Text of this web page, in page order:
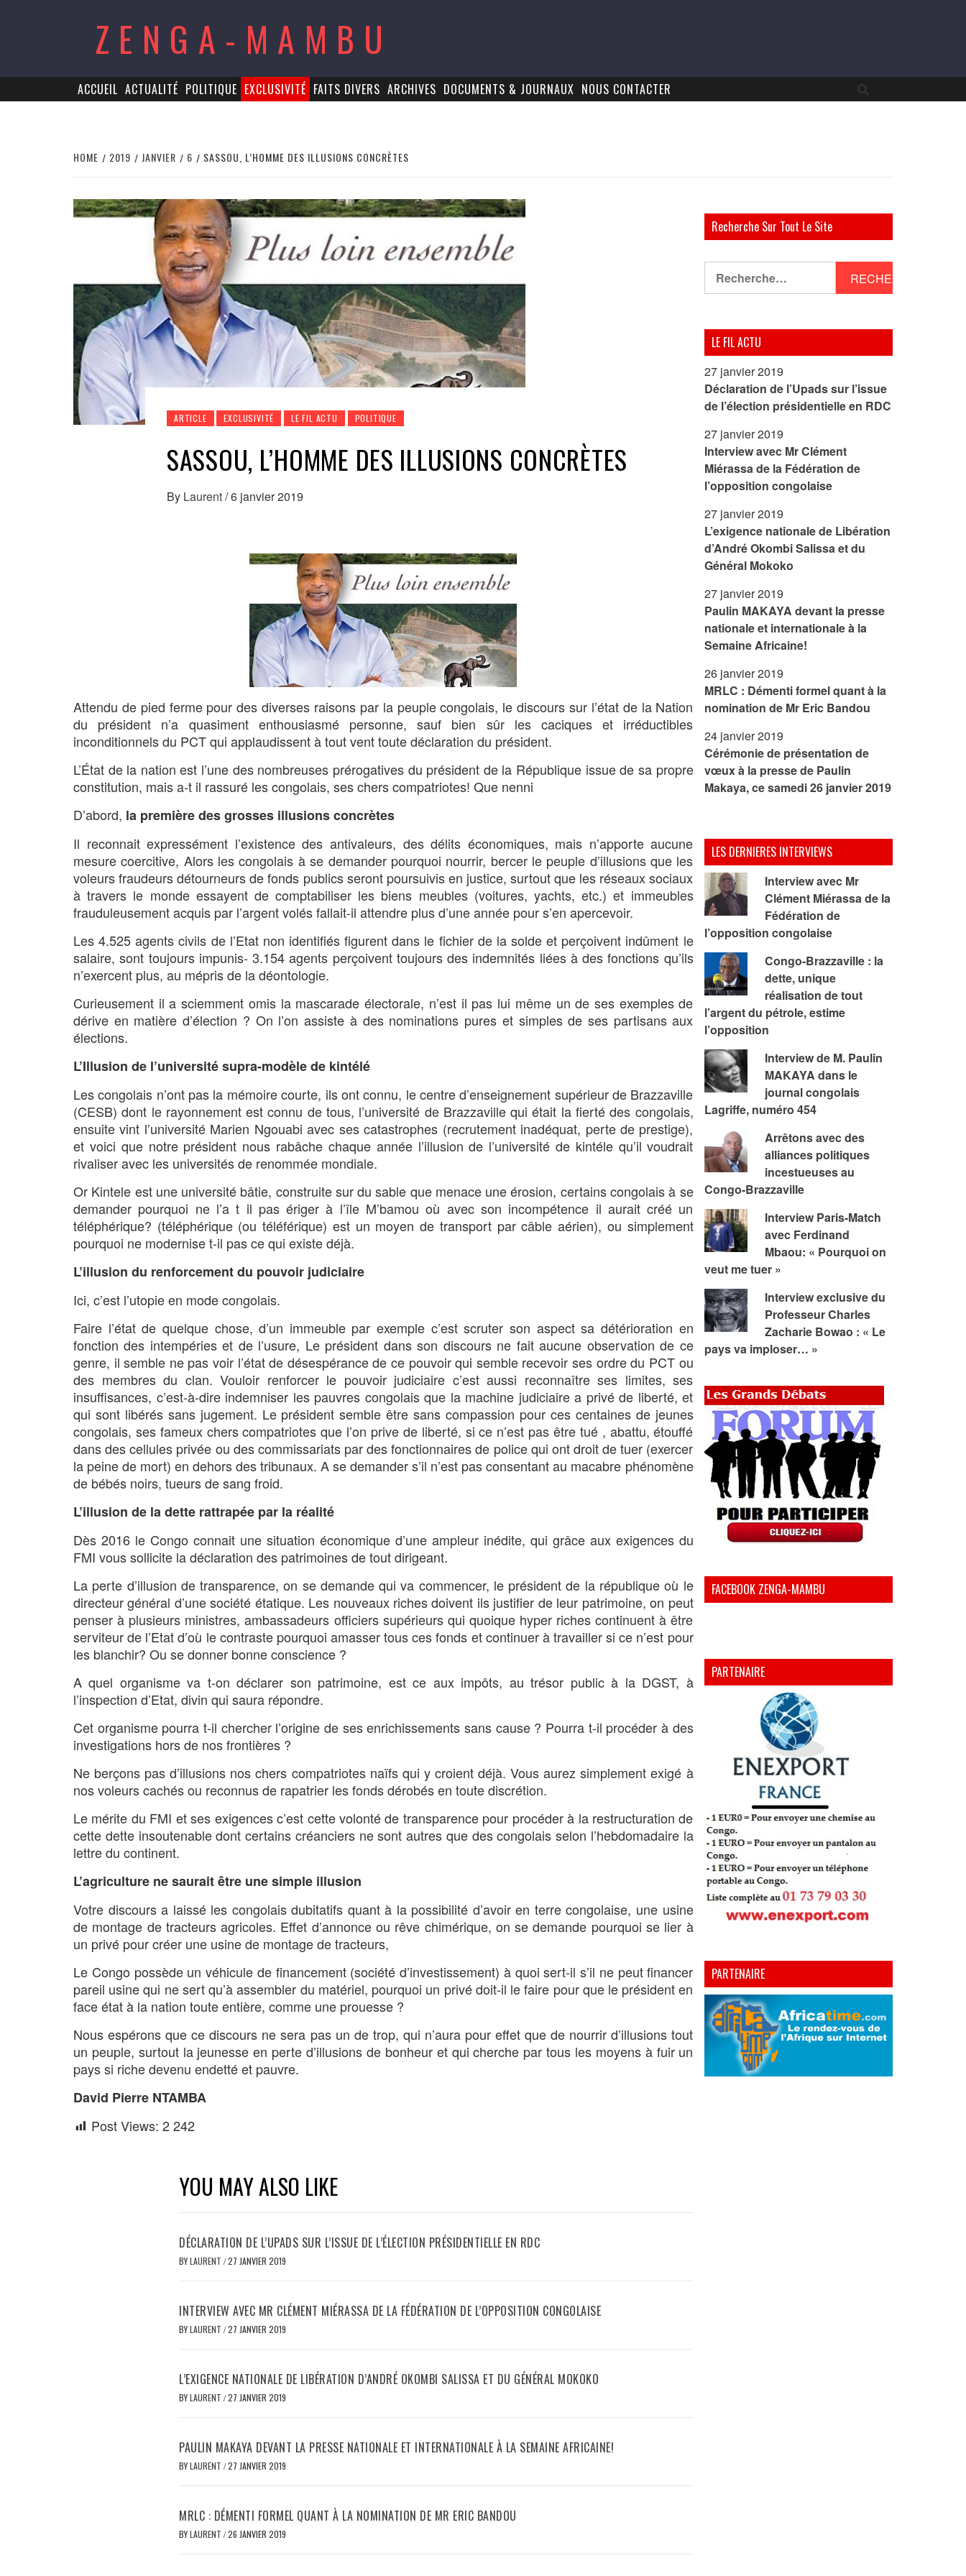
ZENGA-MAMBU
ACCUEIL ACTUALITÉ POLITIQUE EXCLUSIVITÉ FAITS DIVERS ARCHIVES DOCUMENTS & JOURNAUX NOUS CONTACTER
HOME 2019 JANVIER 6 SASSOU, L’HOMME DES ILLUSIONS CONCRÈTES
ARTICLE EXCLUSIVITÉ LE FIL ACTU POLITIQUE
SASSOU, L’HOMME DES ILLUSIONS CONCRÈTES
By Laurent/6 janvier 2019
Attendu de pied ferme pour des diverses raisons par la peuple congolais, le discours sur l’état de la Nation
du président n’a quasiment enthousiasmé personne, sauf bien sûr les caciques et irréductibles
inconditionnels du PCT qui applaudissent à tout vent toute déclaration du président.
L’État de la nation est l’une des nombreuses prérogatives du président de la République issue de sa propre
constitution, mais a-t il rassuré les congolais, ses chers compatriotes! Que nenni
D’abord, la première des grosses illusions concrètes
Il reconnait expressément l’existence des antivaleurs, des délits économiques, mais n’apporte aucune
mesure coercitive, Alors les congolais à se demander pourquoi nourrir, bercer le peuple d’illusions que les
voleurs fraudeurs détourneurs de fonds publics seront poursuivis en justice, surtout que les réseaux sociaux
à travers le monde essayent de comptabiliser les biens meubles (voitures, yachts, etc.) et immeubles
frauduleusement acquis par l’argent volés fallait-il attendre plus d’une année pour s’en apercevoir.
Les 4.525 agents civils de l’Etat non identifiés figurent dans le fichier de la solde et perçoivent indûment le
salaire, sont toujours impunis- 3.154 agents perçoivent toujours des indemnités liées à des fonctions qu’ils
n’exercent plus, au mépris de la déontologie.
Curieusement il a sciemment omis la mascarade électorale, n’est il pas lui même un de ses exemples de
dérive en matière d’élection ? On l’on assiste à des nominations pures et simples de ses partisans aux
élections.
L’Illusion de l’université supra-modèle de kintélé
Les congolais n’ont pas la mémoire courte, ils ont connu, le centre d’enseignement supérieur de Brazzaville
(CESB) dont le rayonnement est connu de tous, l’université de Brazzaville qui était la fierté des congolais,
ensuite vint l’université Marien Ngouabi avec ses catastrophes (recrutement inadéquat, perte de prestige),
et voici que notre président nous rabâche chaque année l’illusion de l’université de kintéle qu’il voudrait
rivaliser avec les universités de renommée mondiale.
Or Kintele est une université bâtie, construite sur du sable que menace une érosion, certains congolais à se
demander pourquoi ne l’a t il pas ériger à l’île M’bamou où avec son incompétence il aurait créé un
téléphérique? (téléphérique (ou téléférique) est un moyen de transport par câble aérien), ou simplement
pourquoi ne modernise t-il pas ce qui existe déjà.
L’illusion du renforcement du pouvoir judiciaire
Ici, c’est l’utopie en mode congolais.
Faire l’état de quelque chose, d’un immeuble par exemple c’est scruter son aspect sa détérioration en
fonction des intempéries et de l’usure, Le président dans son discours ne fait aucune observation de ce
genre, il semble ne pas voir l’état de désespérance de ce pouvoir qui semble recevoir ses ordre du PCT ou
des membres du clan. Vouloir renforcer le pouvoir judiciaire c’est aussi reconnaître ses limites, ses
insuffisances, c’est-à-dire indemniser les pauvres congolais que la machine judiciaire a privé de liberté, et
qui sont libérés sans jugement. Le président semble être sans compassion pour ces centaines de jeunes
congolais, ses fameux chers compatriotes que l’on prive de liberté, si ce n’est pas être tué , abattu, étouffé
dans des cellules privée ou des commissariats par des fonctionnaires de police qui ont droit de tuer (exercer
la peine de mort) en dehors des tribunaux. A se demander s’il n’est pas consentant au macabre phénomène
de bébés noirs, tueurs de sang froid.
L’illusion de la dette rattrapée par la réalité
Dès 2016 le Congo connait une situation économique d’une ampleur inédite, qui grâce aux exigences du
FMI vous sollicite la déclaration des patrimoines de tout dirigeant.
La perte d’illusion de transparence, on se demande qui va commencer, le président de la république où le
directeur général d’une société étatique. Les nouveaux riches doivent ils justifier de leur patrimoine, on peut
penser à plusieurs ministres, ambassadeurs officiers supérieurs qui quoique hyper riches continuent à être
serviteur de l’Etat d’où le contraste pourquoi amasser tous ces fonds et continuer à travailler si ce n’est pour
les blanchir? Ou se donner bonne conscience ?
A quel organisme va t-on déclarer son patrimoine, est ce aux impôts, au trésor public à la DGST, à
l’inspection d’Etat, divin qui saura répondre.
Cet organisme pourra t-il chercher l’origine de ses enrichissements sans cause ? Pourra t-il procéder à des
investigations hors de nos frontières ?
Ne berçons pas d’illusions nos chers compatriotes naïfs qui y croient déjà. Vous aurez simplement exigé à
nos voleurs cachés ou reconnus de rapatrier les fonds dérobés en toute discrétion.
Le mérite du FMI et ses exigences c’est cette volonté de transparence pour procéder à la restructuration de
cette dette insoutenable dont certains créanciers ne sont autres que des congolais selon l’hebdomadaire la
lettre du continent.
L’agriculture ne saurait être une simple illusion
Votre discours a laissé les congolais dubitatifs quant à la possibilité d’avoir en terre congolaise, une usine
de montage de tracteurs agricoles. Effet d’annonce ou rêve chimérique, on se demande pourquoi se lier à
un privé pour créer une usine de montage de tracteurs,
Le Congo possède un véhicule de financement (société d’investissement) à quoi sert-il s’il ne peut financer
pareil usine qui ne sert qu’à assembler du matériel, pourquoi un privé doit-il le faire pour que le président en
face état à la nation toute entière, comme une prouesse ?
Nous espérons que ce discours ne sera pas un de trop, qui n’aura pour effet que de nourrir d’illusions tout
un peuple, surtout la jeunesse en perte d’illusions de bonheur et qui cherche par tous les moyens à fuir un
pays si riche devenu endetté et pauvre.
David Pierre NTAMBA
Post Views: 2 242
YOU MAY ALSO LIKE
DÉCLARATION DE L’UPADS SUR L’ISSUE DE L’ÉLECTION PRÉSIDENTIELLE EN RDC
BYLAURENT /27 JANVIER 2019
INTERVIEW AVEC MR CLÉMENT MIÉRASSA DE LA FÉDÉRATION DE L’OPPOSITION CONGOLAISE
BYLAURENT /27 JANVIER 2019
L’EXIGENCE NATIONALE DE LIBÉRATION D’ANDRÉ OKOMBI SALISSA ET DU GÉNÉRAL MOKOKO
BYLAURENT /27 JANVIER 2019
PAULIN MAKAYA DEVANT LA PRESSE NATIONALE ET INTERNATIONALE À LA SEMAINE AFRICAINE!
BYLAURENT /27 JANVIER 2019
MRLC : DÉMENTI FORMEL QUANT À LA NOMINATION DE MR ERIC BANDOU
BYLAURENT /26 JANVIER 2019
Recherche Sur Tout Le Site
LE FIL ACTU
27 janvier 2019
Déclaration de l’Upads sur l’issue
de l’élection présidentielle en RDC
27 janvier 2019
Interview avec Mr Clément
Miérassa de la Fédération de
l’opposition congolaise
27 janvier 2019
L’exigence nationale de Libération
d’André Okombi Salissa et du
Général Mokoko
27 janvier 2019
Paulin MAKAYA devant la presse
nationale et internationale à la
Semaine Africaine!
26 janvier 2019
MRLC : Démenti formel quant à la
nomination de Mr Eric Bandou
24 janvier 2019
Cérémonie de présentation de
vœux à la presse de Paulin
Makaya, ce samedi 26 janvier 2019
LES DERNIERES INTERVIEWS
Interview avec Mr
Clément Miérassa de la
Fédération de
l’opposition congolaise
Congo-Brazzaville : la
dette, unique
réalisation de tout
l’argent du pétrole, estime
l’opposition
Interview de M. Paulin
MAKAYA dans le
journal congolais
Lagriffe, numéro 454
Arrêtons avec des
alliances politiques
incestueuses au
Congo-Brazzaville
Interview Paris-Match
avec Ferdinand
Mbaou: « Pourquoi on
veut me tuer »
Interview exclusive du
Professeur Charles
Zacharie Bowao : « Le
pays va imploser… »
FACEBOOK ZENGA-MAMBU
PARTENAIRE
PARTENAIRE